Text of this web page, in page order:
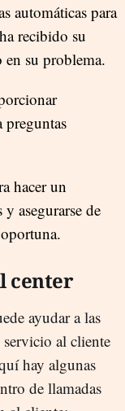
automáticas para
recibido su
en su problema.
preguntas
hacer un
asegurarse de
center
ayudar a las
servicio al cliente
hay algunas
de llamadas